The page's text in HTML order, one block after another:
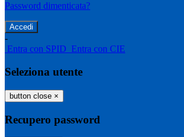
Password dimenticata?
-
Entra con SPID Entra con CIE
Seleziona utente
button close ×
Recupero password